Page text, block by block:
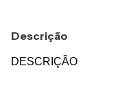
Descrição
DESCRIÇÃO